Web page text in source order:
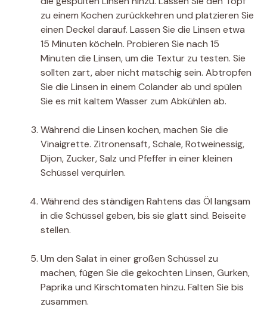
zu einem Kochen zurückkehren und platzieren Sie
einen Deckel darauf. Lassen Sie die Linsen etwa
15 Minuten köcheln. Probieren Sie nach 15
Minuten die Linsen, um die Textur zu testen. Sie
sollten zart, aber nicht matschig sein. Abtropfen
Sie die Linsen in einem Colander ab und spülen
Sie es mit kaltem Wasser zum Abkühlen ab.
Während die Linsen kochen, machen Sie die
Vinaigrette. Zitronensaft, Schale, Rotweinessig,
Dijon, Zucker, Salz und Pfeffer in einer kleinen
Schüssel verquirlen.
Während des ständigen Rahtens das Öl langsam
in die Schüssel geben, bis sie glatt sind. Beiseite
stellen.
Um den Salat in einer großen Schüssel zu
machen, fügen Sie die gekochten Linsen, Gurken,
Paprika und Kirschtomaten hinzu. Falten Sie bis
zusammen.